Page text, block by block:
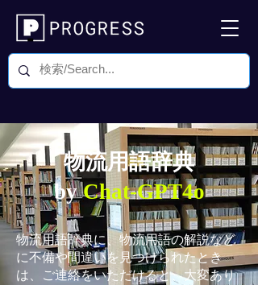
物流用語辞典
byChat-GPT4o
物流用語辞典に、物流用語の解説など
に不備や間違いを見つけられたとき
は、ご連絡をいただけると、大変あり